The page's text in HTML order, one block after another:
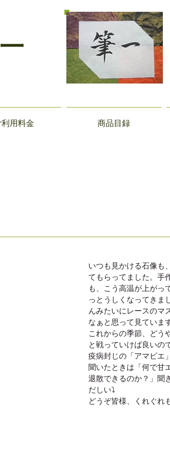
利用料金 商品目録
いつも見かける石像も
てもらってました。手
も、こう高温が上がっ
っとうしくなってきま
んみたいにレースのマ
なぁと思って見ていま
これからの季節、どう
と戦っていけば良いの
疫病封じの「アマビエ
聞いたときは「何で甘
退散できるのか？」聞
だしい⤵
どうぞ皆様、くれぐれ